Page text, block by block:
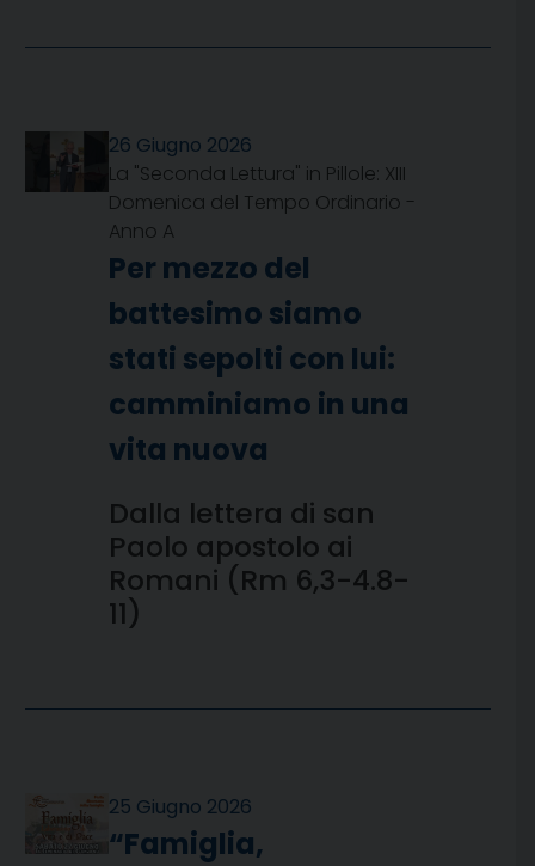
26 Giugno 2026
La "Seconda Lettura" in Pillole: XIII
Domenica del Tempo Ordinario -
Anno A
Per mezzo del
battesimo siamo
stati sepolti con lui:
camminiamo in una
vita nuova
Dalla lettera di san
Paolo apostolo ai
Romani (Rm 6,3-4.8-
11)
25 Giugno 2026
“Famiglia,